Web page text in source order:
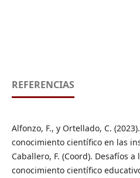
REFERENCIAS
Alfonzo, F., y Ortellado, C.
conocimiento científico en las
Caballero, F. (Coord). Desafíos
conocimiento científico